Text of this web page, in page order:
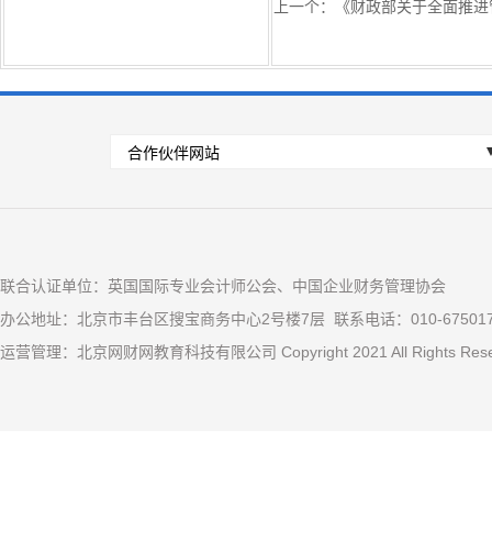
上一个： 《财政部关于全面推
联合认证单位：英国国际专业会计师公会、中国企业财务管理协会
办公地址：北京市丰台区搜宝商务中心2号楼7层 联系电话：010-
运营管理：北京网财网教育科技有限公司 Copyright 2021 All Rights